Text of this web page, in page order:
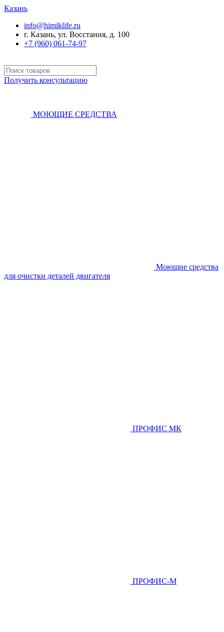
Казань
info@himiklife.ru
г. Казань, ул. Восстания, д. 100
+7 (960) 061-74-97
Получить консультацию
МОЮЩИЕ СРЕДСТВА
Моющие средства
для очистки деталей двигателя
ПРОФИС МК
ПРОФИС-М